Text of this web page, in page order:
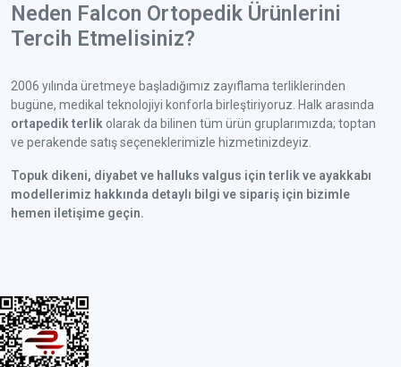
Neden Falcon Ortopedik Ürünlerini
Tercih Etmelisiniz?
2006 yılında üretmeye başladığımız zayıflama terliklerinden
bugüne, medikal teknolojiyi konforla birleştiriyoruz. Halk arasında
ortapedik terlik olarak da bilinen tüm ürün gruplarımızda; toptan
ve perakende satış seçeneklerimizle hizmetinizdeyiz.
Topuk dikeni, diyabet ve halluks valgus için terlik ve ayakkabı
modellerimiz hakkında detaylı bilgi ve sipariş için bizimle
hemen iletişime geçin.